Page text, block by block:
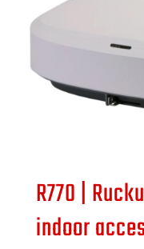
R770 |
indoor